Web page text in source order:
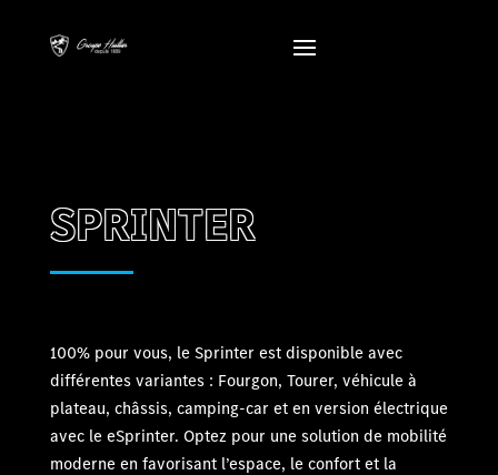
SPRINTER
100% pour vous, le Sprinter est disponible avec
différentes variantes : Fourgon, Tourer, véhicule à
plateau, châssis, camping-car et en version électrique
avec le eSprinter. Optez pour une solution de mobilité
moderne en favorisant l’espace, le confort et la